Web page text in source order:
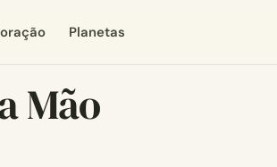
Planetas
Mão